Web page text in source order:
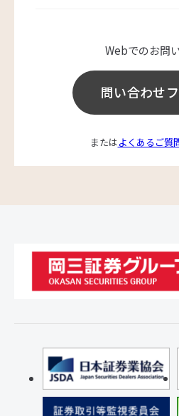
Webでのお問
問い合わせ
またはよくあるご質